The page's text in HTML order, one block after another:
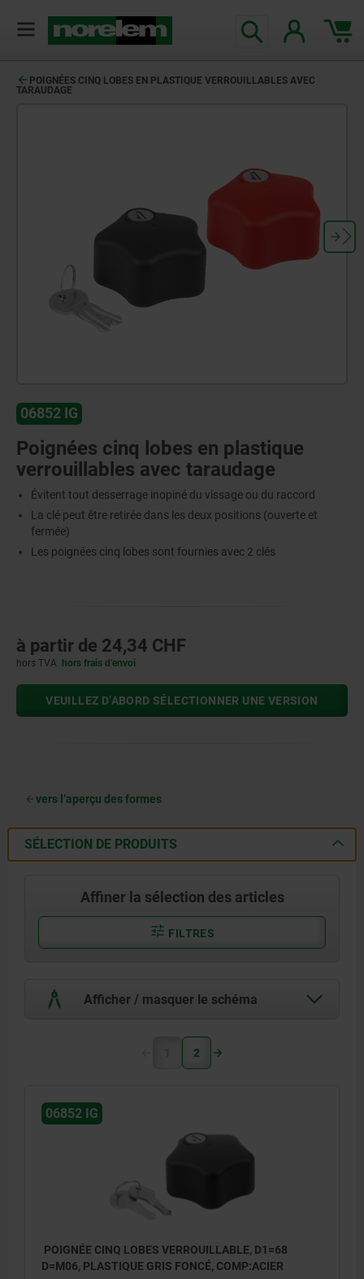
POIGNÉES CINQ LOBES EN PLASTIQUE VERROUILLABLES AVEC
TARAUDAGE
06852 IG
Poignées cinq lobes en plastique
verrouillables avec taraudage
Évitent tout desserrage inopiné du vissage ou du raccord
La clé peut être retirée dans les deux positions (ouverte et
fermée)
Les poignées cinq lobes sont fournies avec 2 clés
à partir de 24,34 CHF
hors TVA hors frais d’envoi
VEUILLEZ D’ABORD SÉLECTIONNER UNE VERSION
vers l’aperçu des formes
SÉLECTION DE PRODUITS
Affiner la sélection des articles
FILTRES
Afficher / masquer le schéma
1 2
06852 IG
POIGNÉE CINQ LOBES VERROUILLABLE, D1=68
D=M06, PLASTIQUE GRIS FONCÉ, COMP:ACIER